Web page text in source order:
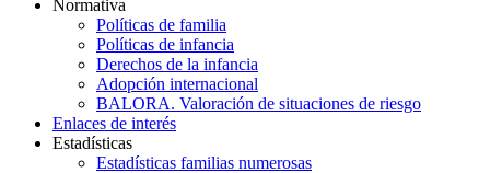
Normativa
Políticas de familia
Políticas de infancia
Derechos de la infancia
Adopción internacional
BALORA. Valoración de situaciones de riesgo
Enlaces de interés
Estadísticas
Estadísticas familias numerosas